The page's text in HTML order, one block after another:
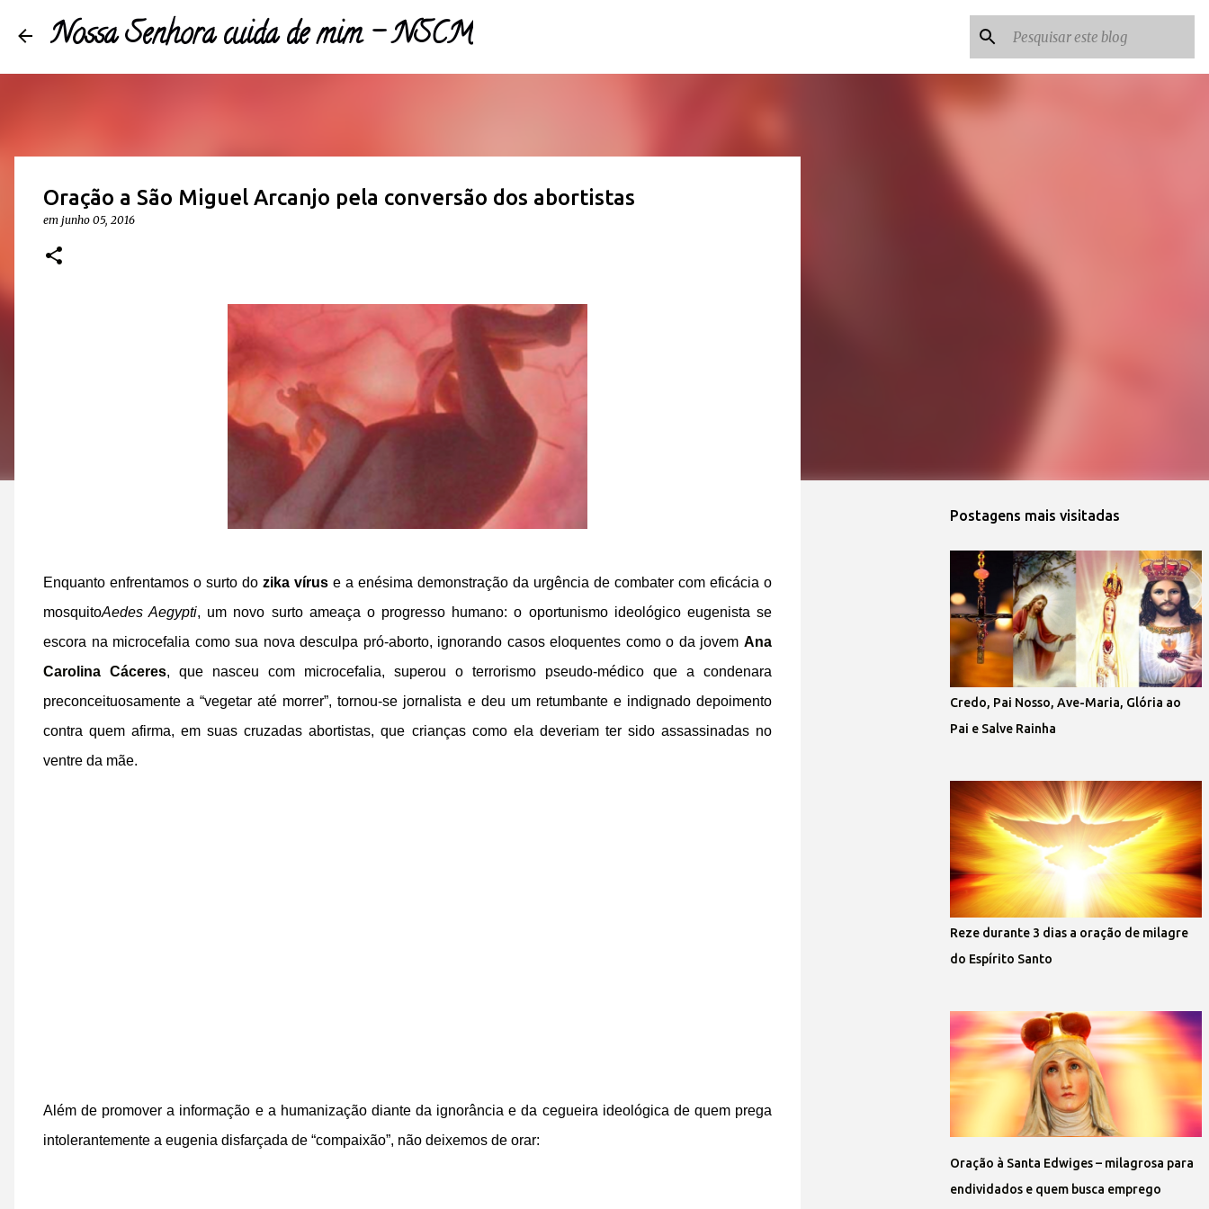
Nossa Senhora cuida de mim - NSCM
Oração a São Miguel Arcanjo pela conversão dos abortistas
em junho 05, 2016
Enquanto enfrentamos o surto do zika vírus e a enésima demonstração da urgência de combater com eficácia o
mosquitoAedes Aegypti, um novo surto ameaça o progresso humano: o oportunismo ideológico eugenista se
escora na microcefalia como sua nova desculpa pró-aborto, ignorando casos eloquentes como o da jovem Ana
Carolina Cáceres, que nasceu com microcefalia, superou o terrorismo pseudo-médico que a condenara
preconceituosamente a “vegetar até morrer”, tornou-se jornalista e deu um retumbante e indignado depoimento
contra quem afirma, em suas cruzadas abortistas, que crianças como ela deveriam ter sido assassinadas no
ventre da mãe.
Além de promover a informação e a humanização diante da ignorância e da cegueira ideológica de quem prega
intolerantemente a eugenia disfarçada de “compaixão”, não deixemos de orar:
Postagens mais visitadas
Credo, Pai Nosso, Ave-Maria, Glória ao
Pai e Salve Rainha
Reze durante 3 dias a oração de milagre
do Espírito Santo
Oração à Santa Edwiges – milagrosa para
endividados e quem busca emprego